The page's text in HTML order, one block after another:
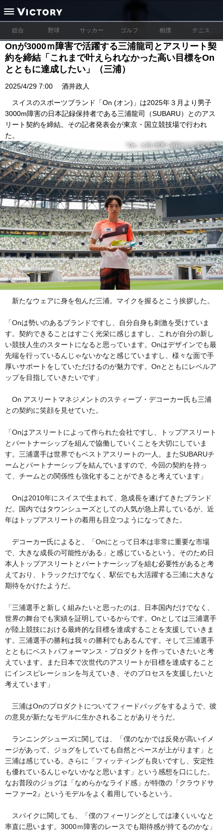
総合 野球 サッカー ゴルフ 相撲 テニス
Onが3000ｍ障害で活躍する三浦龍司とアスリート契
約を締結「これまで叶えられなかった高い目標をOn
とともに達成したい」（三浦）
2025/4/29 7:00 酒井政人
スイスのスポーツブランド「On (オン)」は2025年３月より男子
3000m障害の日本記録保持者である三浦龍司（SUBARU）とのアス
リート契約を締結。その記者発表会が東京・国立競技場で行われ
た。
「On」と共に世界へ挑戦する三浦龍司選手
新たなウェアに身を包んだ三浦。マイクを握るとこう挨拶した。
「Onは勢いのあるブランドですし、自分自身も刺激を受けていま
す。契約できることはすごく光栄に感じますし、これが自分の新し
い競技人生のスタートになると思っています。Onはデザインでも最
先端を行っているんじゃないかなと感じていますし、様々な面で手
厚いサポートをしていただけるのが魅力です。Onとともにレベルア
ップを目指していきたいです」
On アスリートマネジメントのスティーブ・デコーカー氏も三浦
との契約に笑顔を見せていた。
「Onはアスリートによって作られた会社ですし、トップアスリート
とパートナーシップを組んで協働していくことを大切にしていま
す。三浦選手は世界でもベストアスリートの一人。またSUBARUチ
ームとパートナーシップを結んでいますので、今回の契約を持っ
て、チームとの関係性も強化することができると考えています」
Onは2010年にスイスで生まれて、急成長を遂げてきたブランド
だ。国内ではタウンシューズとしての人気が急上昇しているが、近
年はトップアスリートの着用も目立つようになってきた。
デコーカー氏によると、「Onにとって日本は非常に重要な市場
で、大きな成長の可能性がある」と感じているという。そのため日
本人トップアスリートとパートナーシップを組む必要性があると考
えており、トラックだけでなく、駅伝でも大活躍する三浦に大きな
期待をかけたようだ。
「三浦選手と新しく組みたいと思ったのは、日本国内だけでなく、
世界の舞台でも実績を証明しているからです。Onとしては三浦選手
が陸上競技における最終的な目標を達成することを支援していきま
す。三浦選手の勝利は我々の勝利でもあるんです。そして三浦選手
とともにベストパフォーマンス・プロダクトを作っていきたいと考
えています。また日本で次世代のアスリートが目標を達成すること
にインスピレーションを与えていき、そのプロセスを支援したいと
考えています」
三浦はOnのプロダクトについてフィードバッグをするようで、彼
の意見が新たなモデルに生かされることがありそうだ。
ランニングシューズに関しては、「僕のなかでは反発が高いイメ
ージがあって、ジョグをしていても自然とペースが上がります」と
三浦は感じている。さらに「フィッティングも良いですし、安定性
も優れているんじゃないかなと思います」という感想を口にした。
なお普段のジョグは「なめらかなライド感」が特徴の『クラウドサ
ーファー2』というモデルをよく着用しているという。
スパイクに関しても、「僕のフィーリングとしては凄くいいなと
率直に思います。3000ｍ障害のレースでも期待感が持てるのかな」